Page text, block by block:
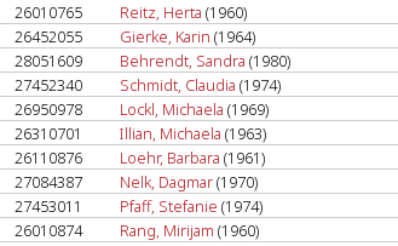
26010765 Reitz, Herta (1960)
26452055 Gierke, Karin (1964)
28051609 Behrendt, Sandra (1980)
27452340 Schmidt, Claudia (1974)
26950978 Lockl, Michaela (1969)
26310701 Illian, Michaela (1963)
26110876 Loehr, Barbara (1961)
27084387 Nelk, Dagmar(1970)
27453011 Pfaff, Stefanie (1974)
26010874 Rang, Mirijam (1960)